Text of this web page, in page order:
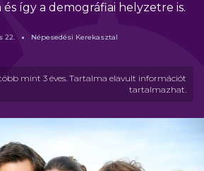
így a demográfiai helyzetre is.
mint 3 éves. Tartalma elavult információt
tartalmazhat.
22. Népesedési Kerekasztal